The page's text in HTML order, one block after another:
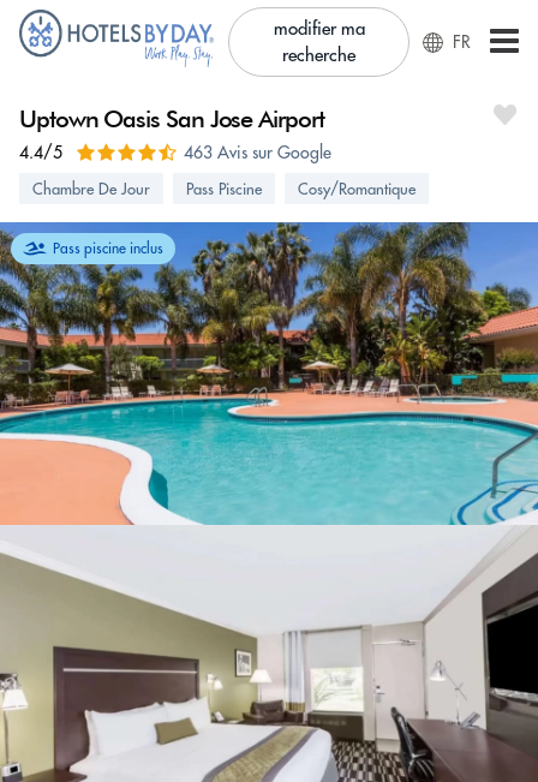
modifier ma
recherche
FR
Uptown Oasis San Jose Airport
4.4/5 463 Avis sur Google
Chambre De Jour Pass Piscine Cosy/Romantique
Pass piscine inclus